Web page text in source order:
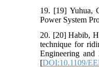
19. [19] Yuhua,
Power System
20. [20] Habib,
technique for
Engineering
[DOI:10.1109/